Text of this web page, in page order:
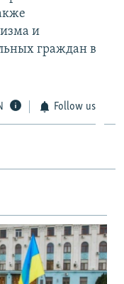
и
граждан в
Follow us